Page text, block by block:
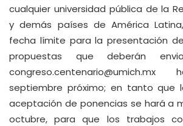
cualquier universidad pública de la
y demás países de América
fecha límite para la presentación
propuestas que deberán
congreso.centenario@umich.mx
septiembre próximo; en tanto que
aceptación de ponencias se hará a
octubre, para que los trabajos